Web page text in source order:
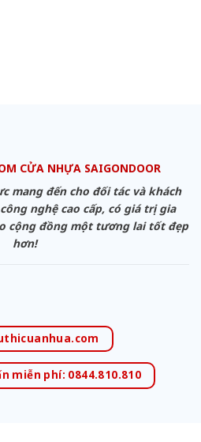
CỬA NHỰA SAIGONDOOR
mang đến cho đối tác và khách
nghệ cao cấp, có giá trị gia
cộng đồng một tương lai tốt đẹp
hơn!
miễn phí: 0844.810.810